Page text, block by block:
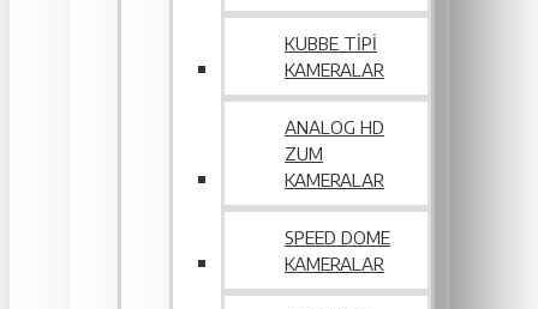
KUBBE TIPI
KAMERALAR
ANALOG HD
ZUM
KAMERALAR
SPEED DOME
KAMERALAR